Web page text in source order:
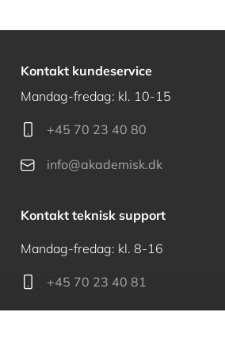
Kontakt kundeservice
Mandag-fredag: kl. 10-15
+45 70 23 40 80
info@akademisk.dk
Kontakt teknisk support
Mandag-fredag: kl. 8-16
+45 70 23 40 81